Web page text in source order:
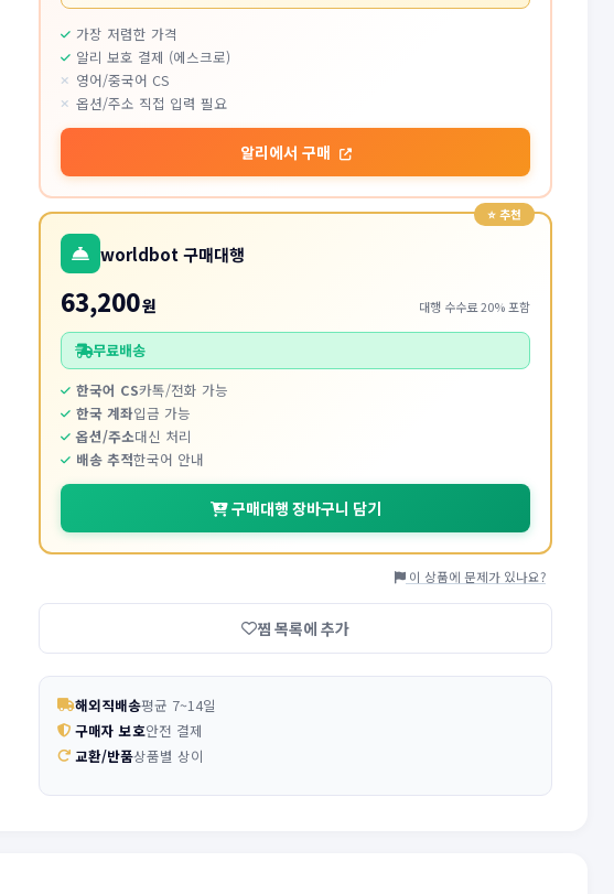
가장 저렴한 가격
알리 보호 결제 (에스크로)
영어/중국어 CS
옵션/주소 직접 입력 필요
알리에서 구매
worldbot 구매대행
63,200원 대행 수수료 20% 포함
무료배송
한국어 CS카톡/전화 가능
한국 계좌입금 가능
옵션/주소대신 처리
배송 추적한국어 안내
구매대행 장바구니 담기
이 상품에 문제가 있나요?
찜 목록에 추가
해외직배송평균 7~14일
구매자 보호안전 결제
교환/반품상품별 상이